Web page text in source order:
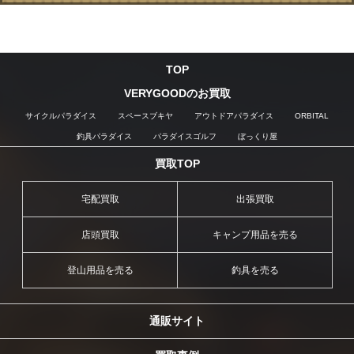
TOP
VERYGOODのお買取
サイクルパラダイス スペースブキヤ アウトドアパラダイス ORBITAL
釣具パラダイス パラダイスゴルフ ぼっくり屋
買取TOP
宅配買取 出張買取
店頭買取 キャンプ用品を売る
登山用品を売る 釣具を売る
通販サイト